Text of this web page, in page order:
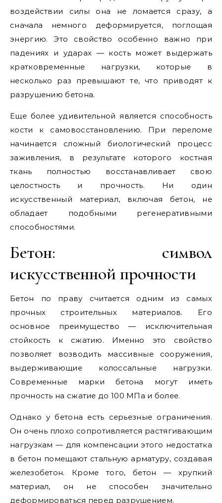
воздействии силы она не ломается сразу, а
сначала немного деформируется, поглощая
энергию. Это свойство особенно важно при
падениях и ударах — кость может выдержать
кратковременные нагрузки, которые в
несколько раз превышают те, что приводят к
разрушению бетона.
Еще более удивительной является способность
кости к самовосстановлению. При переломе
начинается сложный биологический процесс
заживления, в результате которого костная
ткань полностью восстанавливает свою
целостность и прочность. Ни один
искусственный материал, включая бетон, не
обладает подобными регенеративными
способностями.
Бетон: символ
искусственной прочности
Бетон по праву считается одним из самых
прочных строительных материалов. Его
основное преимущество — исключительная
стойкость к сжатию. Именно это свойство
позволяет возводить массивные сооружения,
выдерживающие колоссальные нагрузки.
Современные марки бетона могут иметь
прочность на сжатие до 100 МПа и более.
Однако у бетона есть серьезные ограничения.
Он очень плохо сопротивляется растягивающим
нагрузкам — для компенсации этого недостатка
в бетон помещают стальную арматуру, создавая
железобетон. Кроме того, бетон — хрупкий
материал, он не способен значительно
деформироваться перед разрушением.